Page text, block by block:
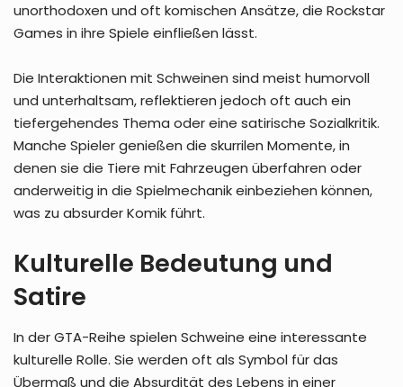
unorthodoxen und oft komischen Ansätze, die Rockstar
Games in ihre Spiele einfließen lässt.
Die Interaktionen mit Schweinen sind meist humorvoll
und unterhaltsam, reflektieren jedoch oft auch ein
tiefergehendes Thema oder eine satirische Sozialkritik.
Manche Spieler genießen die skurrilen Momente, in
denen sie die Tiere mit Fahrzeugen überfahren oder
anderweitig in die Spielmechanik einbeziehen können,
was zu absurder Komik führt.
Kulturelle Bedeutung und
Satire
In der GTA-Reihe spielen Schweine eine interessante
kulturelle Rolle. Sie werden oft als Symbol für das
Übermaß und die Absurdität des Lebens in einer